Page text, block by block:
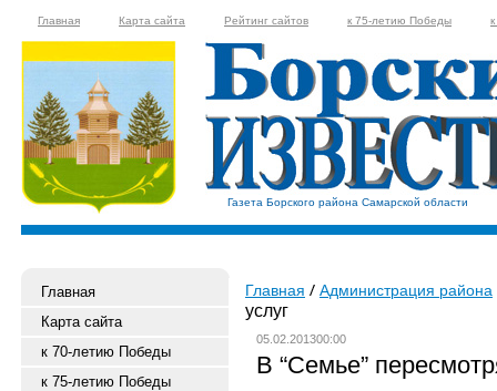
Главная Карта сайта Рейтинг сайтов к 75-летию Победы
Газета Борского района Самарской области
Главная
Карта сайта
к 70-летию Победы
к 75-летию Победы
Главная Администрация района
услуг
05.02.201300:00
В “Семье”